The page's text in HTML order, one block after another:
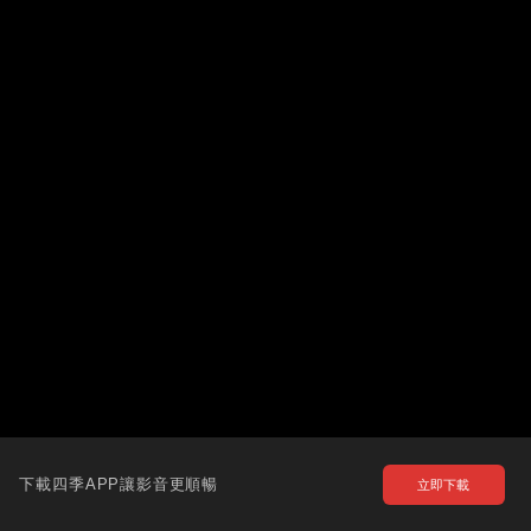
下載四季APP讓影音更順暢 立即下載